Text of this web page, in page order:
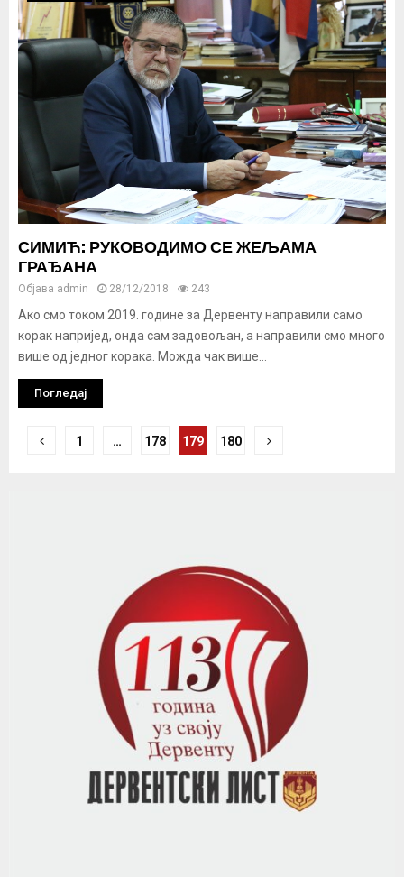
СИМИЋ: РУКОВОДИМО СЕ ЖЕЉАМА
ГРАЂАНА
Објава admin 28/12/2018 243
Ако смо током 2019. године за Дервенту направили само
корак напријед, онда сам задовољан, а направили смо много
више од једног корака. Можда чак више...
Погледај
Кретање
1 … 178 179 180